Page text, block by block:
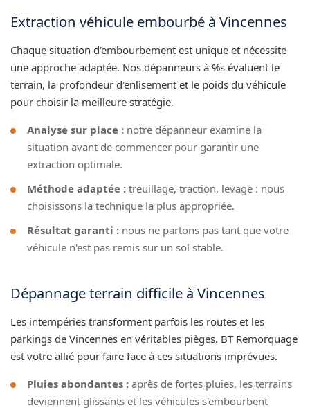
Extraction véhicule embourbé à Vincennes
Chaque situation d'embourbement est unique et nécessite
une approche adaptée. Nos dépanneurs à %s évaluent le
terrain, la profondeur d'enlisement et le poids du véhicule
pour choisir la meilleure stratégie.
Analyse sur place : notre dépanneur examine la
situation avant de commencer pour garantir une
extraction optimale.
Méthode adaptée : treuillage, traction, levage : nous
choisissons la technique la plus appropriée.
Résultat garanti : nous ne partons pas tant que votre
véhicule n'est pas remis sur un sol stable.
Dépannage terrain difficile à Vincennes
Les intempéries transforment parfois les routes et les
parkings de Vincennes en véritables pièges. BT Remorquage
est votre allié pour faire face à ces situations imprévues.
Pluies abondantes : après de fortes pluies, les terrains
deviennent glissants et les véhicules s'embourbent